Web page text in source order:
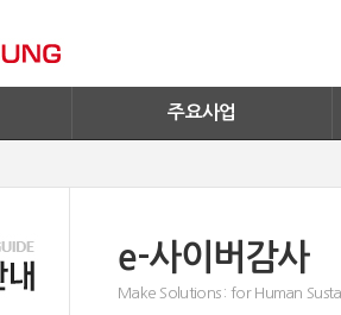
주요사업
e-사이버감사
Make Solutions : for Human